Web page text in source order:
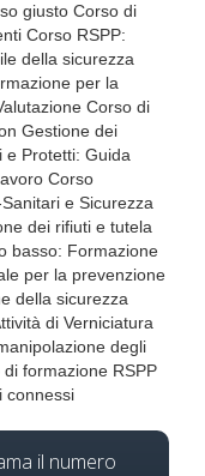
giusto Corso di
Corso RSPP:
della sicurezza
per la
Corso di
Gestione dei
e Protetti: Guida
Corso
e Sicurezza
dei rifiuti e tutela
basso: Formazione
per la prevenzione
della sicurezza
di Verniciatura
degli
formazione RSPP
connessi
il numero